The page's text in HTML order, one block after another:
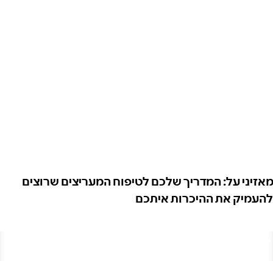
מאזיני על: המדריך שלכם לטיפוח המעריצים שרוצים
להעמיק את ההיכרות איתכם